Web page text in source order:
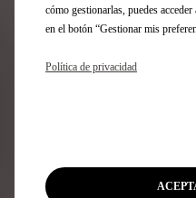
DE LA PISTA A
PERFORMANCE Line.
cómo gestionarlas, puedes acceder
en el botón “Gestionar mis
Política de privacidad